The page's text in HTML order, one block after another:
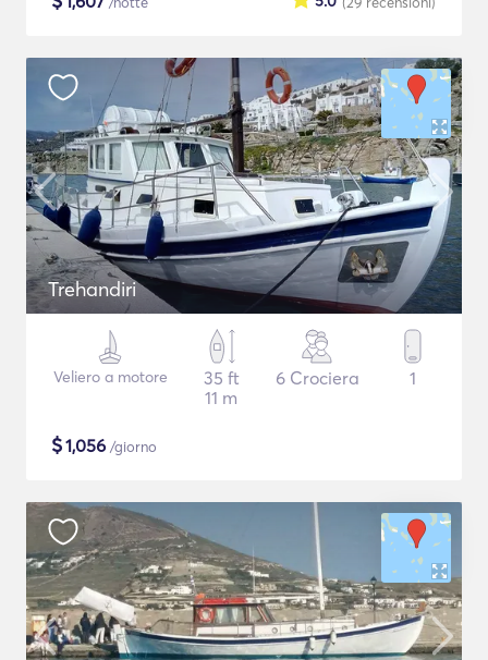
Trehandiri
Veliero a motore
35 ft
11 m
6 Crociera 1
$1,056 /giorno